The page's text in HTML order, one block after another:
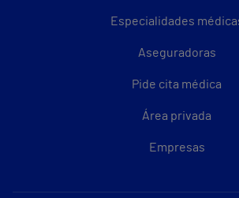
Especialidades
Aseguradoras
Pide cita médica
Área privada
Empresas